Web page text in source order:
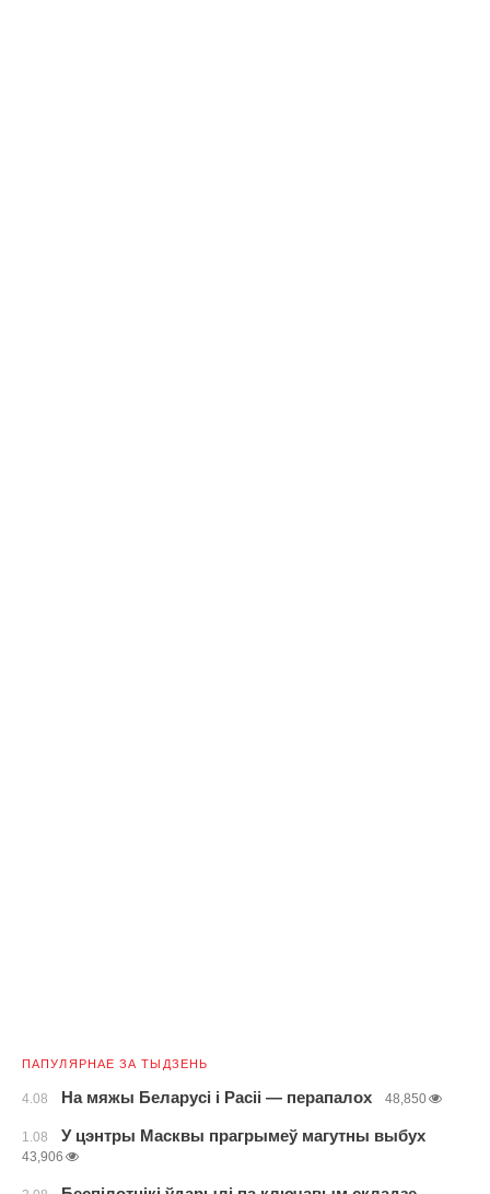
ПАПУЛЯРНАЕ ЗА ТЫДЗЕНЬ
4.08 На мяжы Беларусі і Расіі — перапалох 48,850
1.08 У цэнтры Масквы прагрымеў магутны выбух
43,906